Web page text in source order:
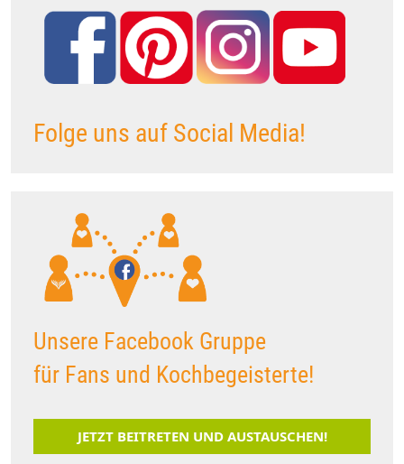
Folge uns auf Social Media!
Unsere Facebook Gruppe
für Fans und Kochbegeisterte!
JETZT BEITRETEN UND AUSTAUSCHEN!